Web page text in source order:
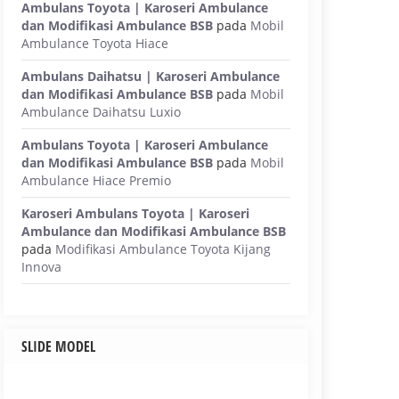
Ambulans Toyota | Karoseri Ambulance
dan Modifikasi Ambulance BSB pada Mobil
Ambulance Toyota Hiace
Ambulans Daihatsu | Karoseri Ambulance
dan Modifikasi Ambulance BSB pada Mobil
Ambulance Daihatsu Luxio
Ambulans Toyota | Karoseri Ambulance
dan Modifikasi Ambulance BSB pada Mobil
Ambulance Hiace Premio
Karoseri Ambulans Toyota | Karoseri
Ambulance dan Modifikasi Ambulance BSB
pada Modifikasi Ambulance Toyota Kijang
Innova
SLIDE MODEL